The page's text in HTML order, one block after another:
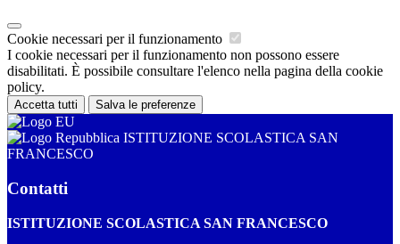
Cookie necessari per il funzionamento
I cookie necessari per il funzionamento non possono essere
disabilitati. È possibile consultare l'elenco nella pagina della cookie
policy.
Accetta tutti Salva le preferenze
ISTITUZIONE SCOLASTICA SAN
FRANCESCO
Contatti
ISTITUZIONE SCOLASTICA SAN FRANCESCO